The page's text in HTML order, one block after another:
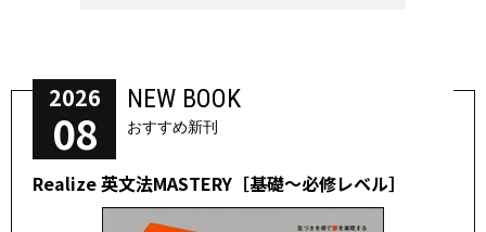
2026
08
NEW BOOK
おすすめ新刊
Realize 英文法MASTERY［基礎～必修レベル］